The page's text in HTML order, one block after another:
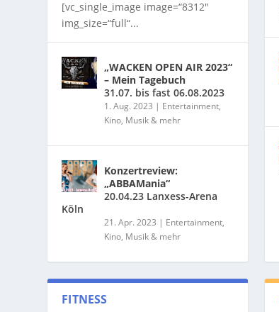
[vc_single_image image=“8312″
img_size=“full“...
„WACKEN OPEN AIR 2023“
– Mein Tagebuch
31.07. bis fast 06.08.2023
1. Aug. 2023 | Entertainment,
Kino, Musik & mehr
Konzertreview:
„ABBAMania“
20.04.23 Lanxess-Arena
Köln
21. Apr. 2023 | Entertainment,
Kino, Musik & mehr
FITNESS